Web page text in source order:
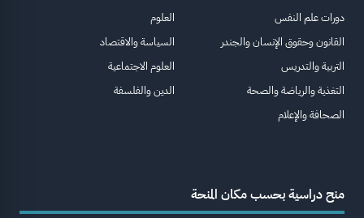
دورات علم النفس
القانون وحقوق الإنسان والجندر
التربية والتدريس
التغذية والرياضة والصحة
الصحافة والإعلام
العلوم
السياسة والاقتصاد
العلوم الاجتماعية
الدين والفلسفة
منح دراسية بحسب مكان المنحة